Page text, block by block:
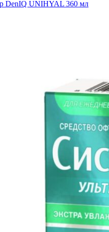
DenIQ UNIHYAL 360 мл